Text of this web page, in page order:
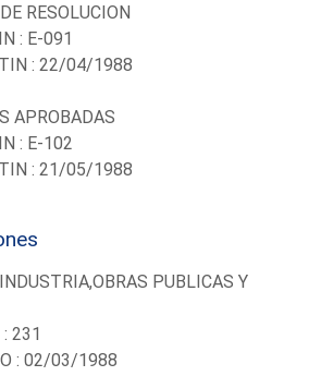
RESOLUCION
: E-091
: 22/04/1988
APROBADAS
: E-102
: 21/05/1988
PUBLICAS Y
231
: 02/03/1988